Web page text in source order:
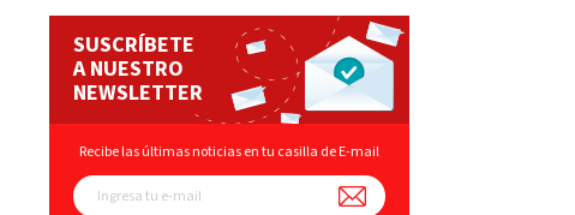
SUSCRÍBETE
A NUESTRO
NEWSLETTER
Recibe las últimas noticias en tu casilla de E-mail